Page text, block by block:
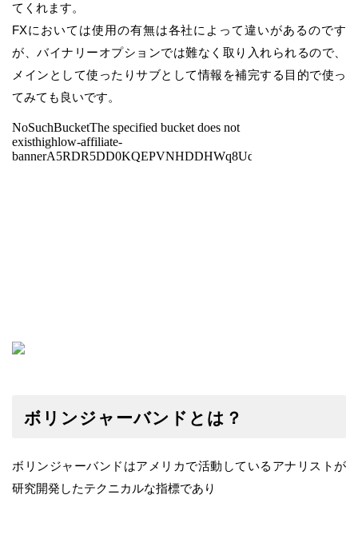
てくれます。
FXにおいては使用の有無は各社によって違いがあるのです
が、バイナリーオプションでは難なく取り入れられるので、
メインとして使ったりサブとして情報を補完する目的で使っ
てみても良いです。
ボリンジャーバンドとは？
ボリンジャーバンドはアメリカで活動しているアナリストが
研究開発したテクニカルな指標であり